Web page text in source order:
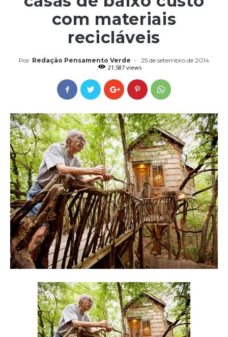
com materiais
recicláveis
Por Redação Pensamento Verde -
25 de setembro de 2014
21.587 views